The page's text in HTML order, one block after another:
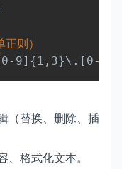
正则）
（替换、删除、插
、格式化文本。